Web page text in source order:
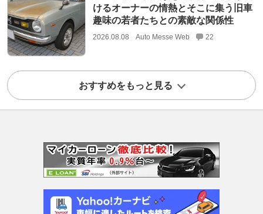
けるオーナーの情熱とそこに集う旧車
趣味の若者たちとの素敵な関係性
2026.08.08 Auto Messe Web 22
おすすめをもっと見る